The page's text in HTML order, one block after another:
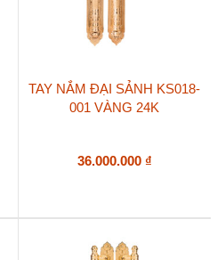
TAY NẮM ĐẠI SẢNH KS018-
001 VÀNG 24K
36.000.000 ₫